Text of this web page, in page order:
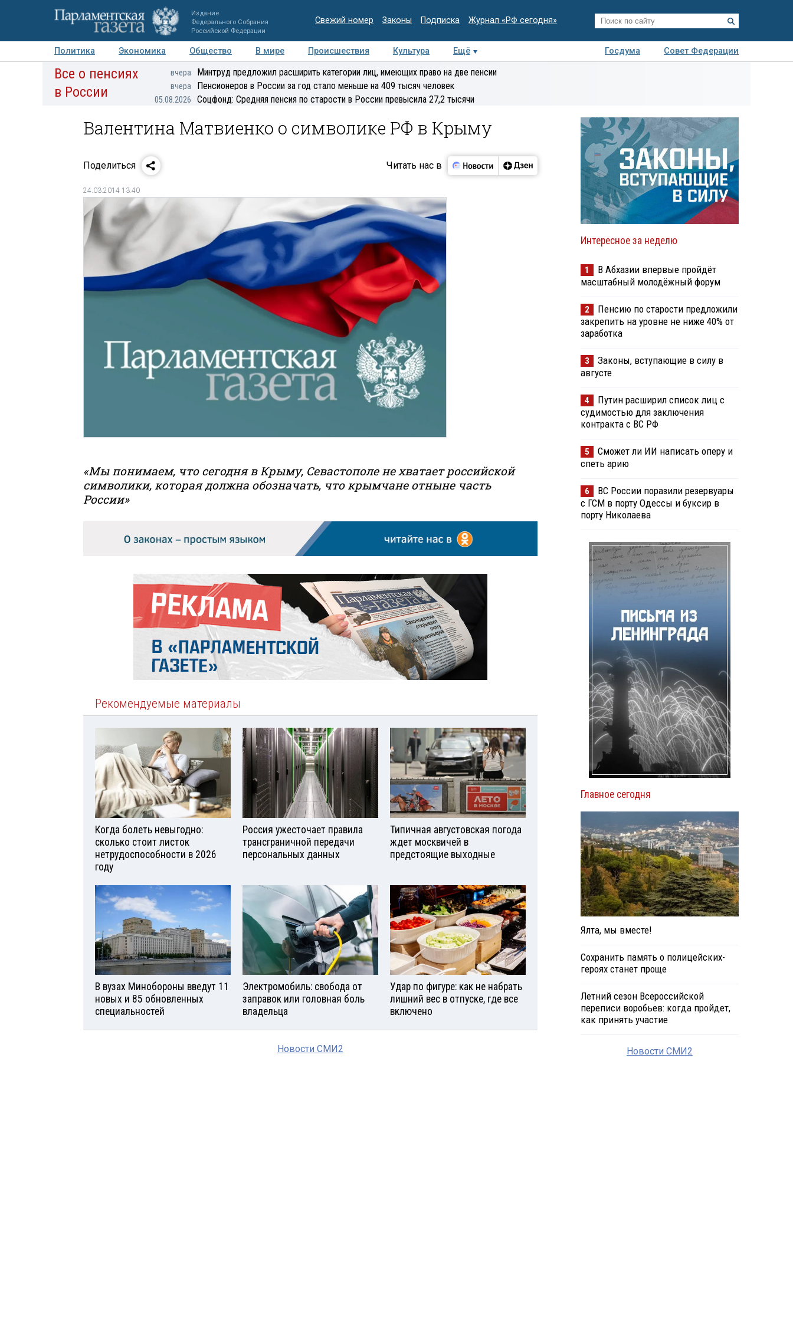
Издание
Федерального Собрания
Российской Федерации
Свежий номер Законы Подписка Журнал «РФ сегодня»
Политика Экономика Общество В мире Происшествия Культура Ещё Госдума
Совет Федерации
Авторы Персоны Мнения Регионы Медиацентр Интервью Колумнисты
Деловая
Все о пенсиях
в России
вчера Минтруд предложил расширить категории лиц, имеющих право на две пенсии
вчера Пенсионеров в России за год стало меньше на 409 тысяч человек
05.08.2026 Соцфонд: Средняя пенсия по старости в России превысила 27,2 тысячи
Валентина Матвиенко о символике РФ в Крыму
Поделиться Читать нас в
24.03.2014 13:40
«Мы понимаем, что сегодня в Крыму, Севастополе не хватает российской
символики, которая должна обозначать, что крымчане отныне часть
России»
Рекомендуемые материалы
Когда болеть невыгодно:
сколько стоит листок
нетрудоспособности в 2026
году
Россия ужесточает правила
трансграничной передачи
персональных данных
Типичная августовская погода
ждет москвичей в
предстоящие выходные
В вузах Минобороны введут 11
новых и 85 обновленных
специальностей
Электромобиль: свобода от
заправок или головная боль
владельца
Удар по фигуре: как не набрать
лишний вес в отпуске, где все
включено
Новости СМИ2
Интересное за неделю
1
В Абхазии впервые пройдёт
масштабный молодёжный форум
2
Пенсию по старости предложили
закрепить на уровне не ниже 40% от
заработка
3
Законы, вступающие в силу в
августе
4
Путин расширил список лиц с
судимостью для заключения
контракта с ВС РФ
5
Сможет ли ИИ написать оперу и
спеть арию
6
ВС России поразили резервуары
с ГСМ в порту Одессы и буксир в
порту Николаева
Главное сегодня
Ялта, мы вместе!
Сохранить память о полицейских-
героях станет проще
Летний сезон Всероссийской
переписи воробьев: когда пройдет,
как принять участие
Новости СМИ2